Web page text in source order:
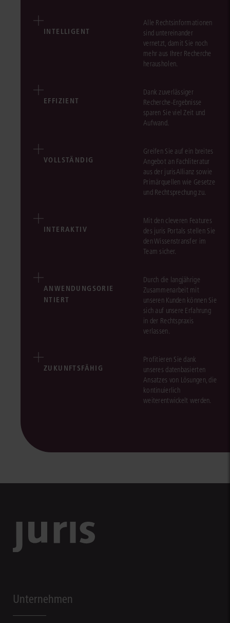
INTELLIGENT
Alle Rechtsinformationen
sind untereinander
vernetzt, damit Sie noch
mehr aus Ihrer Recherche
herausholen.
EFFIZIENT
Dank zuverlässiger
Recherche-Ergebnisse
sparen Sie viel Zeit und
Aufwand.
VOLLSTÄNDIG
Greifen Sie auf ein breites
Angebot an Fachliteratur
aus der jurisAllianz sowie
Primärquellen wie Gesetze
und Rechtsprechung zu.
INTERAKTIV
Mit den cleveren Features
des juris Portals stellen Sie
den Wissenstransfer im
Team sicher.
ANWENDUNGSORIE
NTIERT
Durch die langjährige
Zusammenarbeit mit
unseren Kunden können Sie
sich auf unsere Erfahrung
in der Rechtspraxis
verlassen.
ZUKUNFTSFÄHIG
Profitieren Sie dank
unseres datenbasierten
Ansatzes von Lösungen, die
kontinuierlich
weiterentwickelt werden.
Unternehmen